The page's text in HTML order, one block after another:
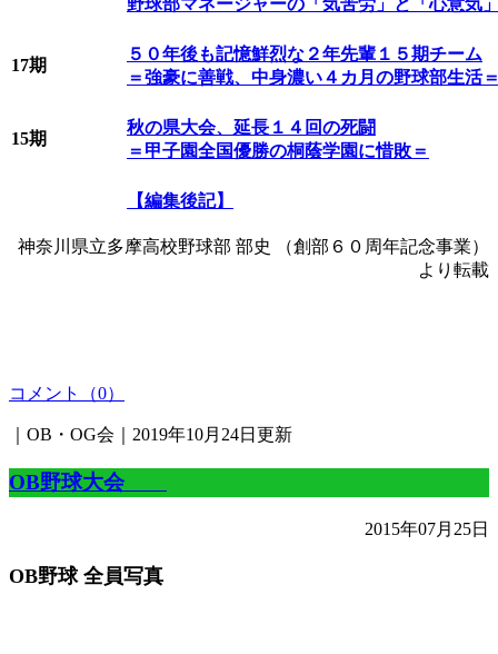
野球部マネージャーの「気苦労」と「心意気
17期
５０年後も記憶鮮烈な２年先輩１５期チーム
＝強豪に善戦、中身濃い４カ月の野球部生活
15期
秋の県大会、延長１４回の死闘
＝甲子園全国優勝の桐蔭学園に惜敗＝
【編集後記】
神奈川県立多摩高校野球部 部史 （創部６０周年記念事業）
より転載
コメント（0）
｜OB・OG会｜2019年10月24日更新
OB野球大会
2015年07月25日
OB野球 全員写真